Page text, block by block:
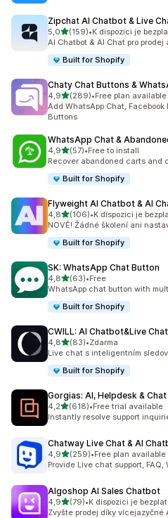
Zipchat AI Chatbot & Live
5,0z 5 hvězd
(159)
Celkový počet recenzí: 159
•K dispozici je
AI Chatbot & AI Chat pro
Built for Shopify
Chaty Chat Buttons &
4,9z 5 hvězd
(289)
Celkový počet recenzí: 289
•Free plan available
Add WhatsApp Chat,
Buttons
WhatsApp Chat &
4,9z 5 hvězd
(57)
Celkový počet recenzí: 57
•Free to install
Recover abandoned carts and
Built for Shopify
Flyweight AI Chatbot & AI
4,8z 5 hvězd
(106)
Celkový počet recenzí: 106
•K dispozici je
NOVÉ! Žádné školení ani
Built for Shopify
SK: WhatsApp Chat Button
4,8z 5 hvězd
(63)
Celkový počet recenzí: 63
•Free
WhatsApp chat button with
Built for Shopify
CWILL: AI Chatbot&Live Chat
4,8z 5 hvězd
(83)
Celkový počet recenzí: 83
•Zdarma
Live chat s inteligentním
Built for Shopify
Gorgias: AI, Helpdesk & Chat
4,2z 5 hvězd
(618)
Celkový počet recenzí: 618
•Free trial available
Instantly resolve support
Chatway Live Chat & AI
4,9z 5 hvězd
(259)
Celkový počet recenzí: 259
•Free plan available
Provide Live chat support,
Algoshop AI Sales Chatbot
4,9z 5 hvězd
(79)
Celkový počet recenzí: 79
•K dispozici je
Zvyšte prodej díky vícejazyčné